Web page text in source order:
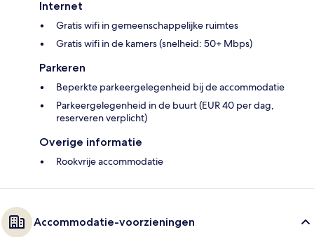
Internet
Gratis wifi in gemeenschappelijke ruimtes
Gratis wifi in de kamers (snelheid: 50+ Mbps)
Parkeren
Beperkte parkeergelegenheid bij de accommodatie
Parkeergelegenheid in de buurt (EUR 40 per dag,
reserveren verplicht)
Overige informatie
Rookvrije accommodatie
Accommodatie-voorzieningen